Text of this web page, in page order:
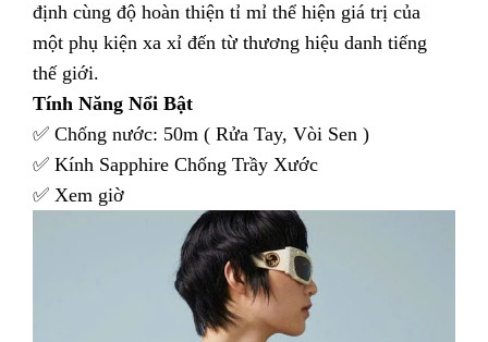
định cùng độ hoàn thiện tỉ mỉ thể hiện giá trị của
một phụ kiện xa xỉ đến từ thương hiệu danh tiếng
thế giới.
Tính Năng Nổi Bật
✅ Chống nước: 50m ( Rửa Tay, Vòi Sen )
✅ Kính Sapphire Chống Trầy Xước
✅ Xem giờ